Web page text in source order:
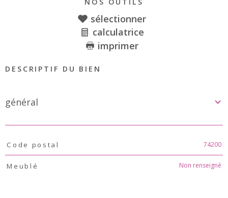
sélectionner
calculatrice
imprimer
DESCRIPTIF DU BIEN
général
TRAD_PAMPERO_Caracteristique
Code postal 74200
Meublé Non renseigné